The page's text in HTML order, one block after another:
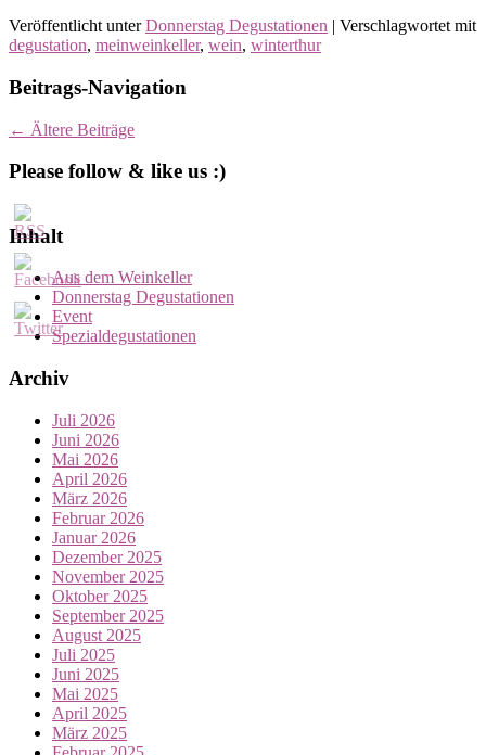
Veröffentlicht unter Donnerstag Degustationen | Verschlagwortet mit
degustation, meinweinkeller, wein, winterthur
Beitrags-Navigation
← Ältere Beiträge
Please follow & like us :)
Inhalt
Aus dem Weinkeller
Donnerstag Degustationen
Event
Spezialdegustationen
Archiv
Juli 2026
Juni 2026
Mai 2026
April 2026
März 2026
Februar 2026
Januar 2026
Dezember 2025
November 2025
Oktober 2025
September 2025
August 2025
Juli 2025
Juni 2025
Mai 2025
April 2025
März 2025